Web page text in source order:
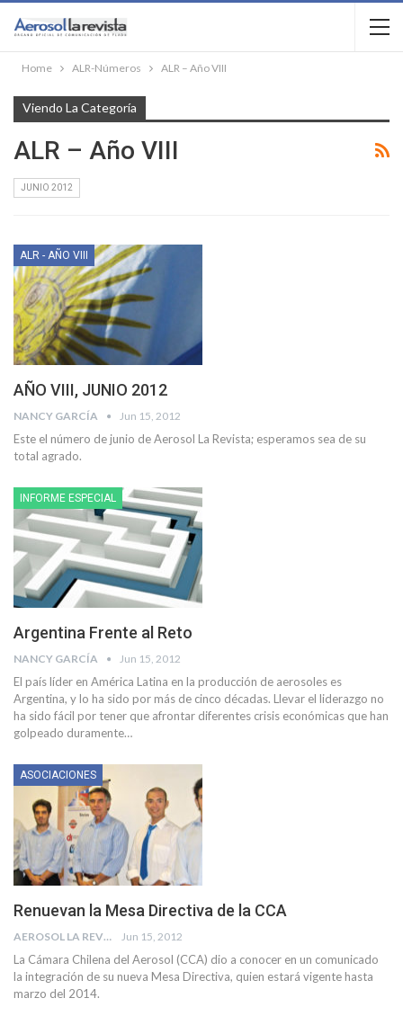
Home ALR-Números ALR – Año VIII
Viendo La Categoría
ALR – Año VIII
JUNIO 2012
ALR - AÑO VIII
AÑO VIII, JUNIO 2012
NANCY GARCÍA Jun 15, 2012
Este el número de junio de Aerosol La Revista; esperamos sea de su
total agrado.
INFORME ESPECIAL
Argentina Frente al Reto
NANCY GARCÍA Jun 15, 2012
El país líder en América Latina en la producción de aerosoles es
Argentina, y lo ha sido por más de cinco décadas. Llevar el liderazgo no
ha sido fácil por tener que afrontar diferentes crisis económicas que han
golpeado duramente…
ASOCIACIONES
Renuevan la Mesa Directiva de la CCA
AEROSOL LA REVISTA Jun 15, 2012
La Cámara Chilena del Aerosol (CCA) dio a conocer en un comunicado
la integración de su nueva Mesa Directiva, quien estará vigente hasta
marzo del 2014.